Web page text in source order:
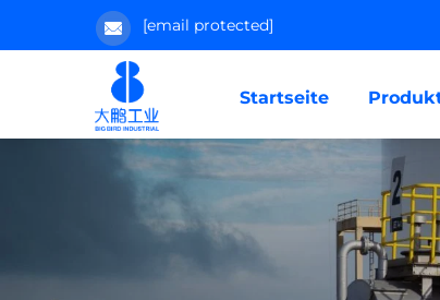
[email protected]
Startseite